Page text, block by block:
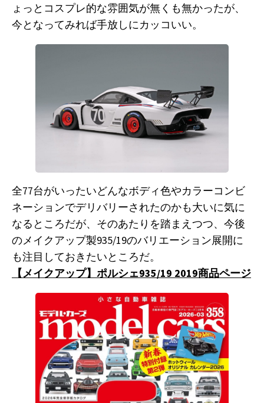
ょっとコスプレ的な雰囲気が無くも無かったが、
今となってみれば手放しにカッコいい。
全77台がいったいどんなボディ色やカラーコンビ
ネーションでデリバリーされたのかも大いに気に
なるところだが、そのあたりを踏まえつつ、今後
のメイクアップ製935/19のバリエーション展開に
も注目しておきたいところだ。
【メイクアップ】ポルシェ935/19 2019商品ページ